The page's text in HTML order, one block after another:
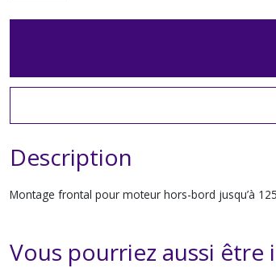
Description
Montage frontal pour moteur hors-bord jusqu’à
Vous pourriez aussi être